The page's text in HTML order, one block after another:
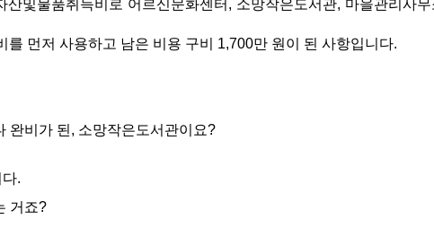
및물품취득비로 어르신문화센터, 소망작은도서관, 마을관리사무
를 먼저 사용하고 남은 비용 구비 1,700만 원이 된 사항입니다.
완비가 된, 소망작은도서관이요?
.
거죠?